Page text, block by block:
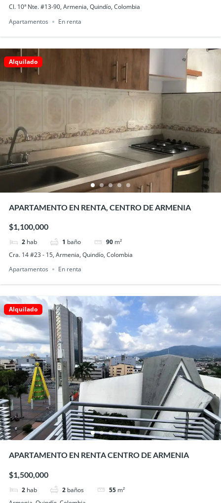
Cl. 10ª Nte. #13-90, Armenia, Quindío, Colombia
Apartamentos
En renta
Alquilado
APARTAMENTO EN RENTA, CENTRO DE ARMENIA
$1,100,000
2 hab 1 baño 90 m²
Cra. 14 #23 - 15, Armenia, Quindío, Colombia
Apartamentos
En renta
Alquilado
APARTAMENTO EN RENTA CENTRO DE ARMENIA
$1,500,000
2 hab 2 baños 55 m²